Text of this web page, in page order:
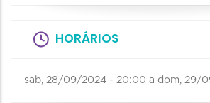
HORÁRIOS
sab, 28/09/2024 - 20:00 a dom, 29/